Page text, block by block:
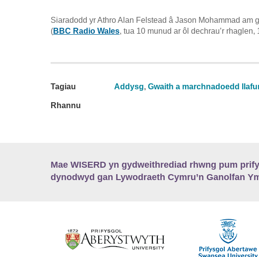
Siaradodd yr Athro Alan Felstead â Jason Mohammad am
(BBC Radio Wales, tua 10 munud ar ôl dechrau’r rhaglen,
Tagiau Addysg, Gwaith a marchnadoedd
Rhannu
Mae WISERD yn gydweithrediad rhwng pum
dynodwyd gan Lywodraeth Cymru’n Ganolfan